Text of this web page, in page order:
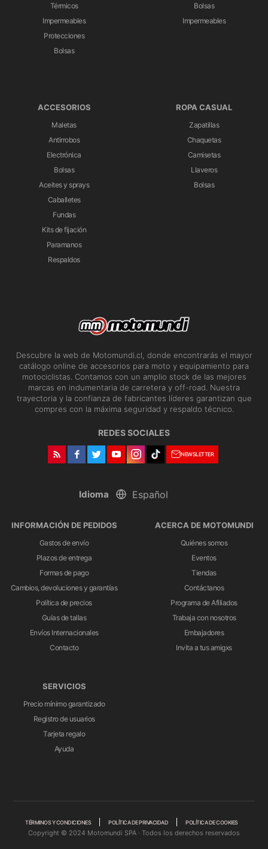
Térmicos
Impermeables
Protecciones
Bolsas
Bolsas
Impermeables
ACCESORIOS
Maletas
Antirrobos
Electrónica
Bolsas
Aceites y sprays
Caballetes
Fundas
Kits de fijación
Paramanos
Respaldos
ROPA CASUAL
Zapatillas
Chaquetas
Camisetas
Llaveros
Bolsas
Descubre la web de Motomundi.cl, donde encontrarás el mayor
catálogo online de accesorios para moto y equipamiento para
motociclistas. Contamos con un amplio stock de las mejores
marcas en indumentaria de carretera y off-road. Nuestra
trayectoria y la confianza de fabricantes líderes garantizan que
compres con la máxima seguridad y respaldo técnico.
REDES SOCIALES
NEWSLETTER
Idioma
INFORMACIÓN DE PEDIDOS
Gastos de envío
Plazos de entrega
Formas de pago
Cambios, devoluciones y garantías
Política de precios
Guías de tallas
Envíos Internacionales
Contacto
ACERCA DE MOTOMUNDI
Quiénes somos
Eventos
Tiendas
Contáctanos
Programa de Afiliados
Trabaja con nosotros
Embajadores
Invita a tus amigxs
SERVICIOS
Precio mínimo garantizado
Registro de usuarios
Tarjeta regalo
Ayuda
TÉRMINOS Y CONDICIONES POLÍTICA DE PRIVACIDAD POLÍTICA DE COOKIES
Copyright © 2024 Motomundi SPA · Todos los derechos reservados